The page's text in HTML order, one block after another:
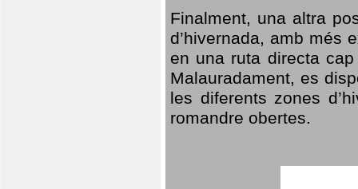
Finalment, una altra
d’hivernada, amb més
en una ruta directa
Malauradament, es
les diferents zones
romandre obertes.